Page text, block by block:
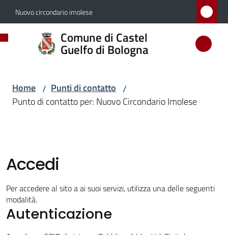
Vai al contenuto
Vai alla navigazione
Vai al footer
Nuovo circondario imolese
Comune di Castel
Guelfo di Bologna
Comune
di
di
Bologna
Amministrazione
Novità
Servizi
Home / Punti di contatto /
Punto di contatto per: Nuovo Circondario Imolese
Accedi
Per accedere al sito a ai suoi servizi, utilizza una delle seguenti
modalità.
Autenticazione